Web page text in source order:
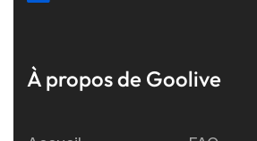
À propos de Goolive